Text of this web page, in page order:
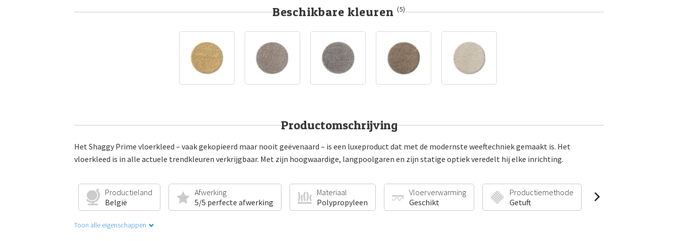
Beschikbare kleuren (5)
Productomschrijving
Het Shaggy Prime vloerkleed – vaak gekopieerd maar nooit geëvenaard – is een luxeproduct dat met de modernste weeftechniek gemaakt is. Het
vloerkleed is in alle actuele trendkleuren verkrijgbaar. Met zijn hoogwaardige, langpoolgaren en zijn statige optiek veredelt hij elke inrichting.
Productieland
België
Afwerking
5/5 perfecte afwerking
Materiaal
Polypropyleen
Vloerverwarming
Geschikt
Productiemethode
Getuft
Toon alle eigenschappen